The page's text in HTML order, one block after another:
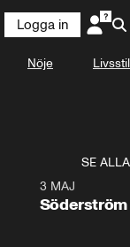
Logga in
Nöje Livsstil
SE ALLA
3 MAJ